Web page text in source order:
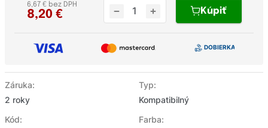
Záruka:
2 roky
Typ:
Kompatibilný
Kód:
Farba:
8,20 €
6,67 € bez DPH
Kúpiť